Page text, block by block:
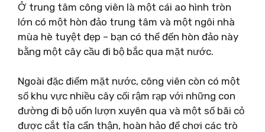
Ở trung tâm công viên là một cái ao hình tròn
lớn có một hòn đảo trung tâm và một ngôi nhà
mùa hè tuyệt đẹp – bạn có thể đến hòn đảo này
bằng một cây cầu đi bộ bắc qua mặt nước.
Ngoài đặc điểm mặt nước, công viên còn có một
số khu vực nhiều cây cối rậm rạp với những con
đường đi bộ uốn lượn xuyên qua và một số bãi cỏ
được cắt tỉa cẩn thận, hoàn hảo để chơi các trò